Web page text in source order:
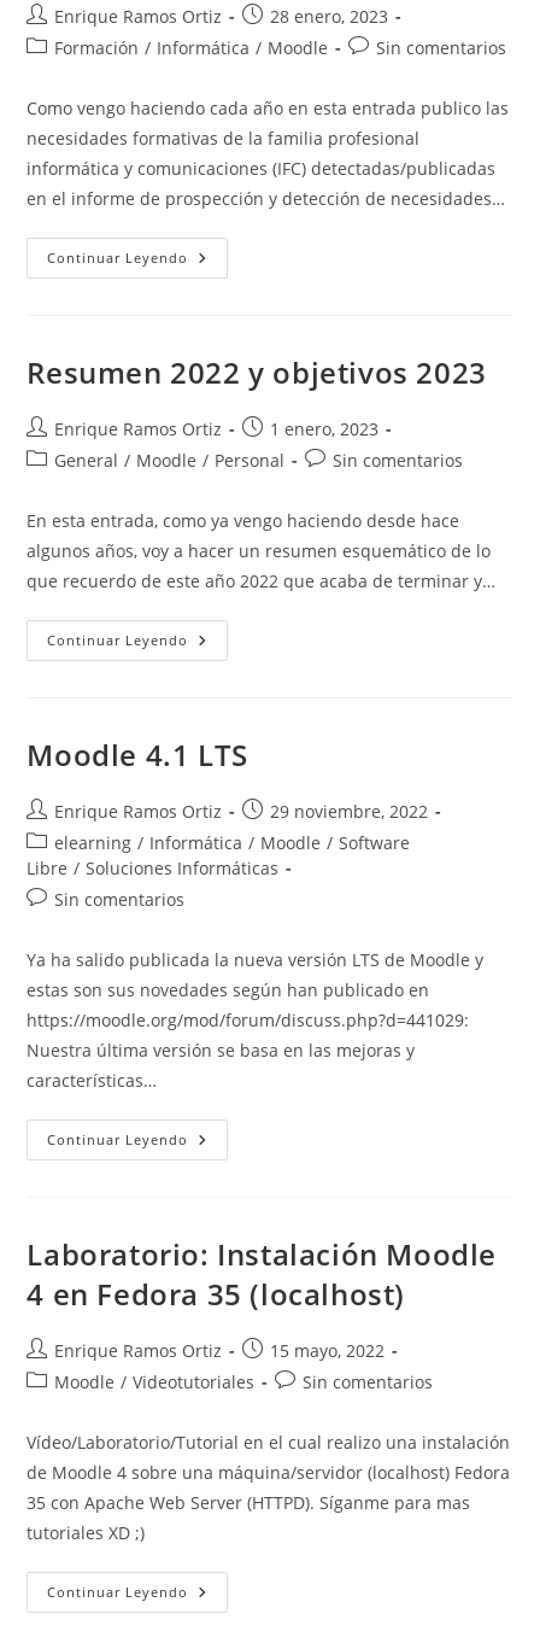
Autor
de
Enrique Ramos Ortiz
Publicación
de
28 enero, 2023
Categoría
entrada:
Formación / Informática / Moodle
Comentarios
entrada:
Sin comentarios
Como vengo haciendo cada año en esta entrada publico las
necesidades formativas de la familia profesional
informática y comunicaciones (IFC) detectadas/publicadas
en el informe de prospección y detección de necesidades…
Continuar Leyendo Necesidades
Formativas
La
Familia
Profesional
Y
Comunicaciones
(IFC)
Resumen 2022 y objetivos 2023
Autor
de
Enrique Ramos Ortiz
Publicación
de
1 enero, 2023
Categoría
entrada:
General / Moodle / Personal
Comentarios
la
entrada:
Sin comentarios
En esta entrada, como ya vengo haciendo desde hace
algunos años, voy a hacer un resumen esquemático de lo
que recuerdo de este año 2022 que acaba de terminar y…
Continuar Leyendo Resumen
2022
Moodle 4.1 LTS
Autor
de
la
entrada:
Enrique Ramos Ortiz
Publicación
de
la
29 noviembre, 2022
Categoría
de
la
elearning / Informática / Moodle / Software
Libre / Soluciones Informáticas
Comentarios
entrada:
Sin comentarios
Ya ha salido publicada la nueva versión LTS de Moodle y
estas son sus novedades según han publicado en
https://moodle.org/mod/forum/discuss.php?d=441029:
Nuestra última versión se basa en las mejoras y
características…
Continuar Leyendo Moodle
4.1
Laboratorio: Instalación Moodle
4 en Fedora 35 (localhost)
Autor
de
Enrique Ramos Ortiz
Publicación
de
15 mayo, 2022
Categoría
la
entrada:
Moodle / Videotutoriales
Comentarios
la
entrada:
Sin comentarios
Vídeo/Laboratorio/Tutorial en el cual realizo una instalación
de Moodle 4 sobre una máquina/servidor (localhost) Fedora
35 con Apache Web Server (HTTPD). Síganme para mas
tutoriales XD ;)
Continuar Leyendo Laboratorio:
Instalación